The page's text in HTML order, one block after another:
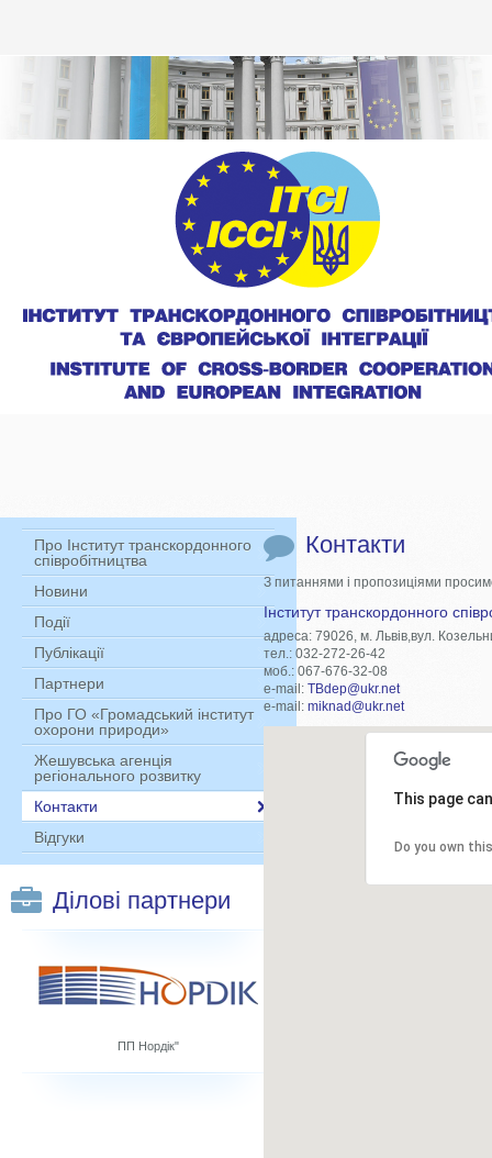
Про Інститут транскордонного
співробітництва
Новини
Події
Публікації
Партнери
Про ГО «Громадський інститут
охорони природи»
Жешувська агенція
регіонального розвитку
Контакти
Відгуки
Ділові партнери
ПП Нордік"
Контакти
З питаннями і пропозиціями
Інститут транскордонного
адреса: 79026, м. Львів,вул.
тел.: 032-272-26-42
моб.: 067-676-32-08
e-mail: TBdep@ukr.net
e-mail: miknad@ukr.net
This page
Do you own
This page
Do you own